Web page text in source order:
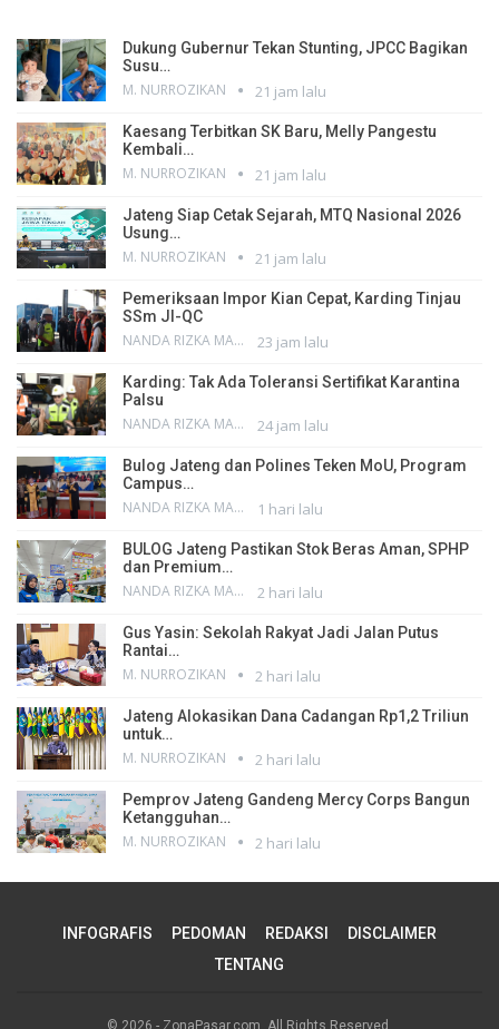
Dukung Gubernur Tekan Stunting, JPCC Bagikan
Susu…
M. NURROZIKAN 21 jam lalu
Kaesang Terbitkan SK Baru, Melly Pangestu
Kembali…
M. NURROZIKAN 21 jam lalu
Jateng Siap Cetak Sejarah, MTQ Nasional 2026
Usung…
M. NURROZIKAN 21 jam lalu
Pemeriksaan Impor Kian Cepat, Karding Tinjau
SSm JI-QC
NANDA RIZKA MAHENDRA 23 jam lalu
Karding: Tak Ada Toleransi Sertifikat Karantina
Palsu
NANDA RIZKA MAHENDRA 24 jam lalu
Bulog Jateng dan Polines Teken MoU, Program
Campus…
NANDA RIZKA MAHENDRA 1 hari lalu
BULOG Jateng Pastikan Stok Beras Aman, SPHP
dan Premium…
NANDA RIZKA MAHENDRA 2 hari lalu
Gus Yasin: Sekolah Rakyat Jadi Jalan Putus
Rantai…
M. NURROZIKAN 2 hari lalu
Jateng Alokasikan Dana Cadangan Rp1,2 Triliun
untuk…
M. NURROZIKAN 2 hari lalu
Pemprov Jateng Gandeng Mercy Corps Bangun
Ketangguhan…
M. NURROZIKAN 2 hari lalu
INFOGRAFIS PEDOMAN REDAKSI
DISCLAIMER
TENTANG
© 2026 - ZonaPasar.com. All Rights Reserved.